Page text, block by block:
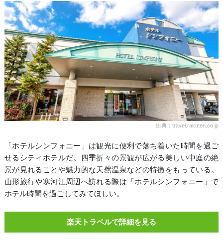
出典：travel.rakuten.co.jp
「ホテルシンフォニー」は観光に便利で落ち着いた時間を過ご
せるシティホテルだ。四季折々の景観が広がる美しい中庭の絶
景が見れることや魅力的な天然温泉などの特徴をもっている。
山形旅行や寒河江周辺へ訪れる際は「ホテルシンフォニー」で
ホテル時間を過ごしてみてほしい。
楽天トラベルで詳細を見る